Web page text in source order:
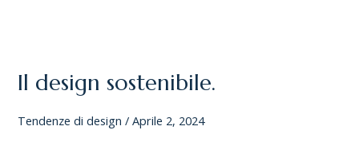
Il design sostenibile.
Tendenze di design /Aprile 2, 2024